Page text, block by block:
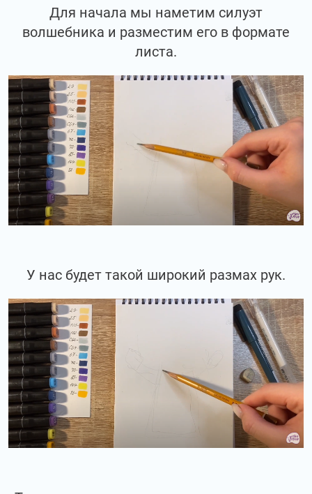
Для начала мы наметим силуэт
волшебника и разместим его в формате
листа.
У нас будет такой широкий размах рук.